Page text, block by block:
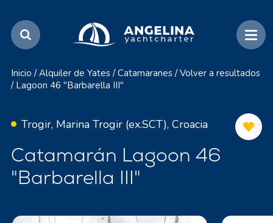
Inicio / Alquiler de Yates / Catamaranes / Volver a resultados
/ Lagoon 46 "Barbarella III"
Trogir, Marina Trogir (ex.SCT), Croacia
Catamarán Lagoon 46
"Barbarella III"